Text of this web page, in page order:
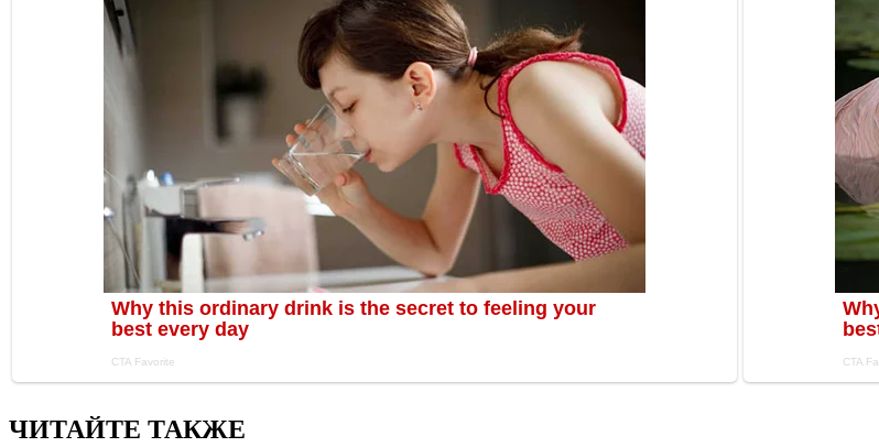
ЧИТАЙТЕ ТАКЖЕ